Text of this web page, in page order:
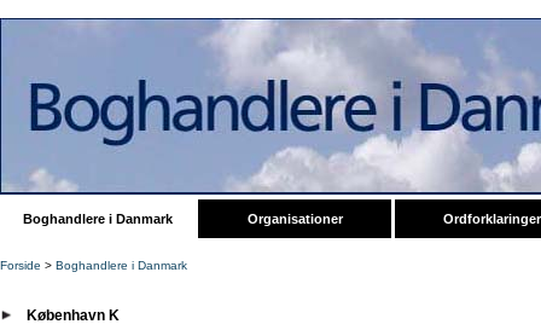
Boghandlere i Danmark Organisationer Ordforklaringer
Forside > Boghandlere i Danmark
København K